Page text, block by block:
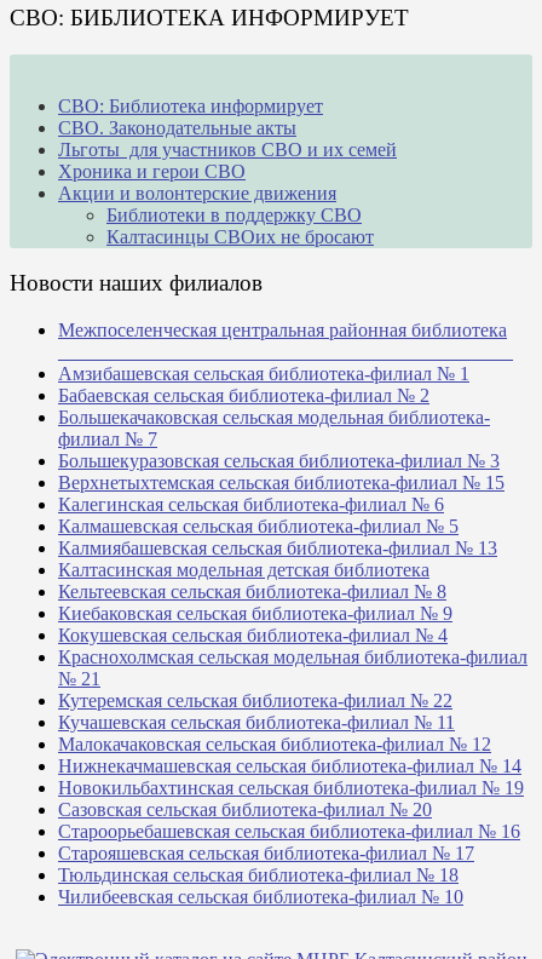
СВО: БИБЛИОТЕКА ИНФОРМИРУЕТ
СВО: Библиотека информирует
СВО. Законодательные акты
Льготы для участников СВО и их семей
Хроника и герои СВО
Акции и волонтерские движения
Библиотеки в поддержку СВО
Калтасинцы СВОих не бросают
Новости наших филиалов
Межпоселенческая центральная районная библиотека
Амзибашевская сельская библиотека-филиал № 1
Бабаевская сельская библиотека-филиал № 2
Большекачаковская сельская модельная библиотека-
филиал № 7
Большекуразовская сельская библиотека-филиал № 3
Верхнетыхтемская сельская библиотека-филиал № 15
Калегинская сельская библиотека-филиал № 6
Калмашевская сельская библиотека-филиал № 5
Калмиябашевская сельская библиотека-филиал № 13
Калтасинская модельная детская библиотека
Кельтеевская сельская библиотека-филиал № 8
Киебаковская сельская библиотека-филиал № 9
Кокушевская сельская библиотека-филиал № 4
Краснохолмская сельская модельная библиотека-филиал
№ 21
Кутеремская сельская библиотека-филиал № 22
Кучашевская сельская библиотека-филиал № 11
Малокачаковская сельская библиотека-филиал № 12
Нижнекачмашевская сельская библиотека-филиал № 14
Новокильбахтинская сельская библиотека-филиал № 19
Сазовская сельская библиотека-филиал № 20
Староорьебашевская сельская библиотека-филиал № 16
Старояшевская сельская библиотека-филиал № 17
Тюльдинская сельская библиотека-филиал № 18
Чилибеевская сельская библиотека-филиал № 10